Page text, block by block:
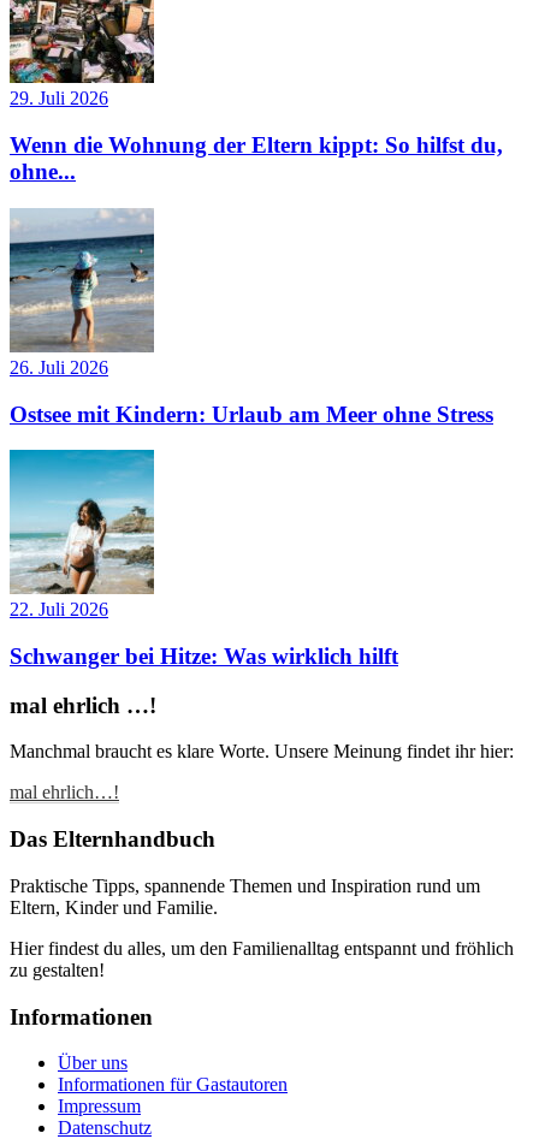
29. Juli 2026
Wenn die Wohnung der Eltern kippt: So hilfst du,
ohne...
26. Juli 2026
Ostsee mit Kindern: Urlaub am Meer ohne Stress
22. Juli 2026
Schwanger bei Hitze: Was wirklich hilft
mal ehrlich …!
Manchmal braucht es klare Worte. Unsere Meinung findet ihr hier:
mal ehrlich…!
Das Elternhandbuch
Praktische Tipps, spannende Themen und Inspiration rund um
Eltern, Kinder und Familie.
Hier findest du alles, um den Familienalltag entspannt und fröhlich
zu gestalten!
Informationen
Über uns
Informationen für Gastautoren
Impressum
Datenschutz